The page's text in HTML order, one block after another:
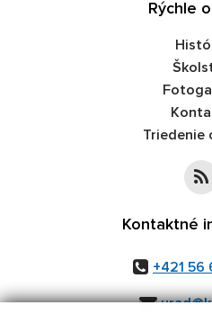
Rýchle
Triedenie
Kontaktné
+421 56